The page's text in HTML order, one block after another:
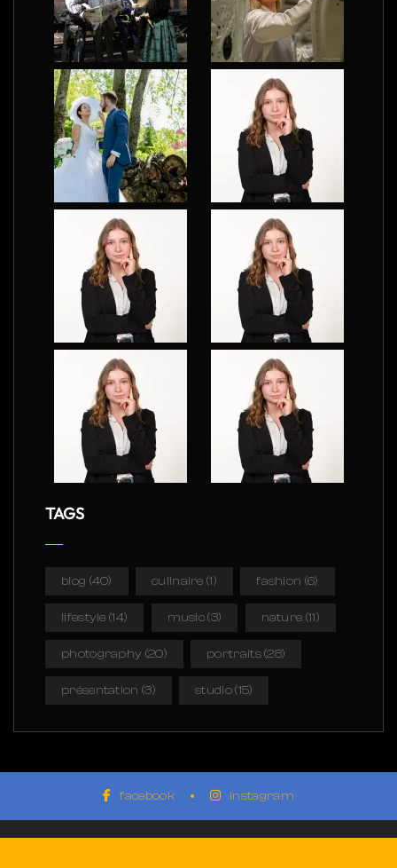
TAGS
blog (40) culinaire (1) fashion (6)
lifestyle (14) music(3) nature (11)
photography (20) portraits(28)
présentation (3) studio(15)
facebook instagram